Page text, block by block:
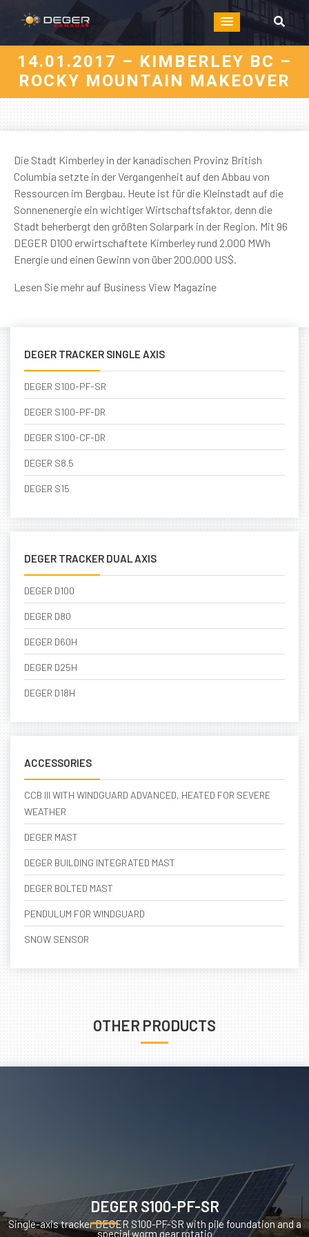
14.01.2017 – KIMBERLEY BC –
ROCKY MOUNTAIN MAKEOVER
Die Stadt Kimberley in der kanadischen Provinz British
Columbia setzte in der Vergangenheit auf den Abbau von
Ressourcen im Bergbau. Heute ist für die Kleinstadt auf die
Sonnenenergie ein wichtiger Wirtschaftsfaktor, denn die
Stadt beherbergt den größten Solarpark in der Region. Mit 96
DEGER D100 erwirtschaftete Kimberley rund 2.000 MWh
Energie und einen Gewinn von über 200.000 US$.
Lesen Sie mehr auf Business View Magazine
DEGER TRACKER SINGLE AXIS
DEGER S100-PF-SR
DEGER S100-PF-DR
DEGER S100-CF-DR
DEGER S8.5
DEGER S15
DEGER TRACKER DUAL AXIS
DEGER D100
DEGER D80
DEGER D60H
DEGER D25H
DEGER D18H
ACCESSORIES
CCB III WITH WINDGUARD ADVANCED, HEATED FOR SEVERE
WEATHER
DEGER MAST
DEGER BUILDING INTEGRATED MAST
DEGER BOLTED MAST
PENDULUM FOR WINDGUARD
SNOW SENSOR
OTHER PRODUCTS
DEGER S100-PF-SR
Single-axis tracker DEGER S100-PF-SR with pile foundation and a
special worm gear rotatio